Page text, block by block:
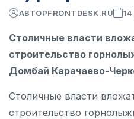
АВТОРFRONTDESK.RU
Столичные власти
строительство
Домбай Карачаево-
Столичные власти
строительство